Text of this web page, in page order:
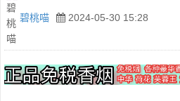
碧桃喵 2024-05-30 15:28